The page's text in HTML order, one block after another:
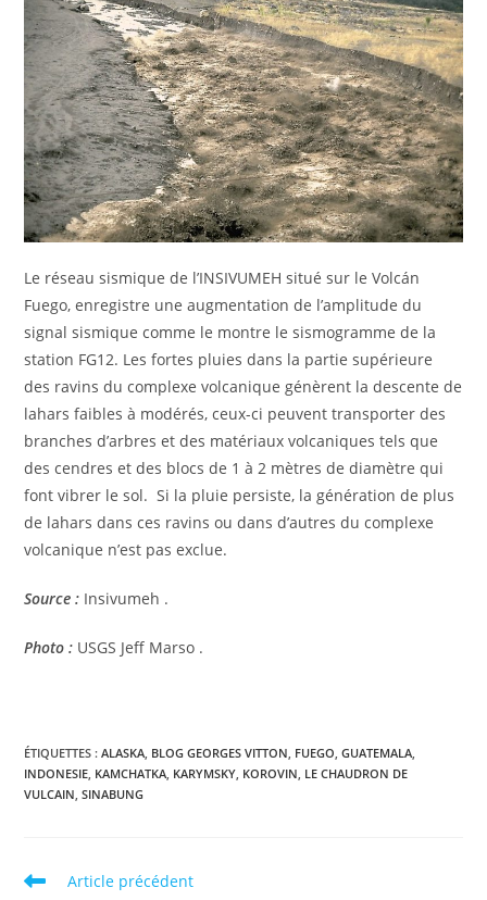
Le réseau sismique de l’INSIVUMEH situé sur le Volcán
Fuego, enregistre une augmentation de l’amplitude du
signal sismique comme le montre le sismogramme de la
station FG12. Les fortes pluies dans la partie supérieure
des ravins du complexe volcanique génèrent la descente de
lahars faibles à modérés, ceux-ci peuvent transporter des
branches d’arbres et des matériaux volcaniques tels que
des cendres et des blocs de 1 à 2 mètres de diamètre qui
font vibrer le sol. Si la pluie persiste, la génération de plus
de lahars dans ces ravins ou dans d’autres du complexe
volcanique n’est pas exclue.
Source : Insivumeh .
Photo : USGS Jeff Marso .
ÉTIQUETTES :ALASKA, BLOG GEORGES VITTON, FUEGO, GUATEMALA,
INDONESIE, KAMCHATKA, KARYMSKY, KOROVIN, LE CHAUDRON DE
VULCAIN, SINABUNG
Read
Article précédent